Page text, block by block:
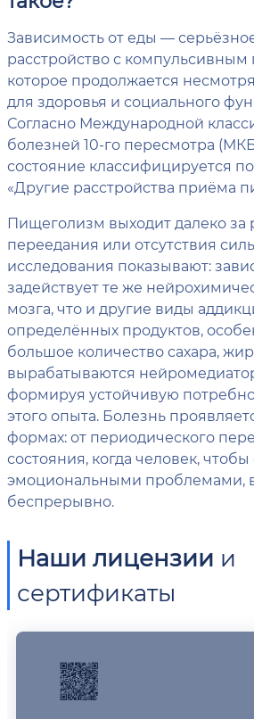
Зависимость от еды —
расстройство с
которое продолжается
для здоровья и социального
Согласно Международной
болезней 10-го пересмотра
состояние классифицируется
«Другие расстройства приёма
Пищеголизм выходит далеко за
переедания или отсутствия
исследования показывают:
задействует те же
мозга, что и другие виды
определённых продуктов,
большое количество сахара,
вырабатываются
формируя устойчивую
этого опыта. Болезнь
формах: от периодического
состояния, когда человек,
эмоциональными проблемами,
беспрерывно.
Наши лицензии и
сертификаты